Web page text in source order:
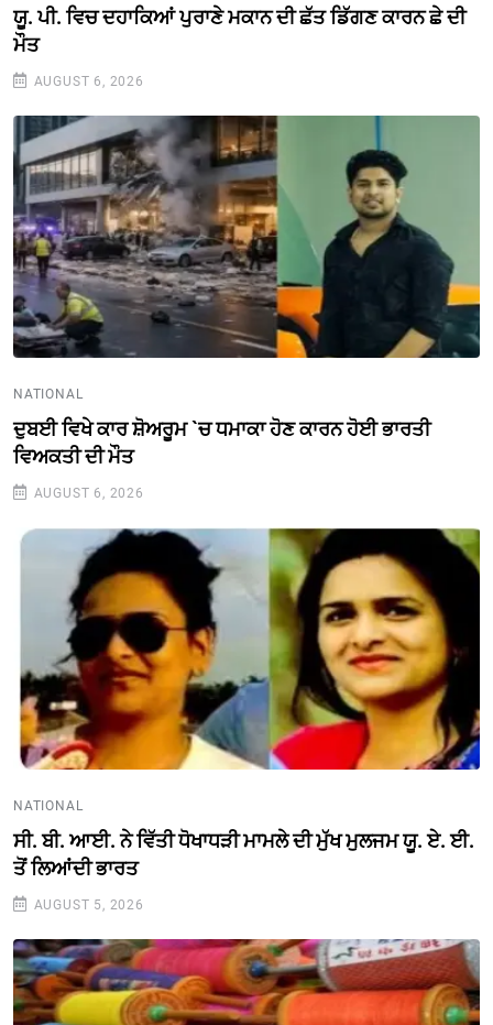
ਯੂ. ਪੀ. ਵਿਚ ਦਹਾਕਿਆਂ ਪੁਰਾਣੇ ਮਕਾਨ ਦੀ ਛੱਤ ਡਿੱਗਣ ਕਾਰਨ ਛੇ ਦੀ
ਮੌਤ
AUGUST 6, 2026
NATIONAL
ਦੁਬਈ ਵਿਖੇ ਕਾਰ ਸ਼ੋਅਰੂਮ `ਚ ਧਮਾਕਾ ਹੋਣ ਕਾਰਨ ਹੋਈ ਭਾਰਤੀ
ਵਿਅਕਤੀ ਦੀ ਮੌਤ
AUGUST 6, 2026
NATIONAL
ਸੀ. ਬੀ. ਆਈ. ਨੇ ਵਿੱਤੀ ਧੋਖਾਧੜੀ ਮਾਮਲੇ ਦੀ ਮੁੱਖ ਮੁਲਜਮ ਯੂ. ਏ. ਈ.
ਤੋਂ ਲਿਆਂਦੀ ਭਾਰਤ
AUGUST 5, 2026